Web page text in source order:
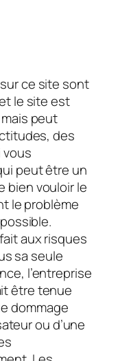
ce site sont
le site est
peut
des
vous
peut être un
bien vouloir le
le problème
aux risques
sa seule
l’entreprise
être tenue
dommage
ou d’une